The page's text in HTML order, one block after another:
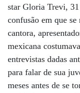
star Gloria Trevi,
confusão em que
cantora,
mexicana
entrevistas dadas
para falar de sua
meses antes de se